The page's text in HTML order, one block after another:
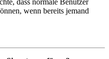
wenn bereits jemand